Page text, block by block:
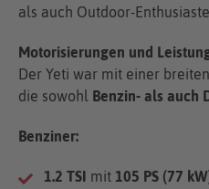
als auch Outdoor-
Motorisierungen und
Der Yeti war mit einer breiten
die sowohl Benzin- als auch
Benziner:
1.2 TSI mit 105 PS (77